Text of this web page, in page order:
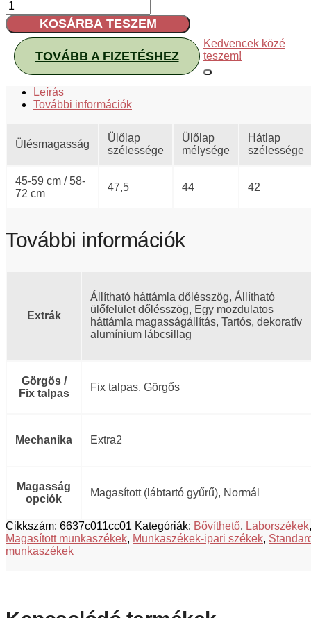
KOSÁRBA TESZEM
TOVÁBB A FIZETÉSHEZ
Kedvencek közé
teszem!
Leírás
További információk
Ülésmagasság
Ülőlap
szélessége
Ülőlap
mélysége
Hátlap
szélessége
45-59 cm / 58-
72 cm
47,5 44 42
További információk
Extrák
Állítható háttámla dőlésszög, Állítható
ülőfelület dőlésszög, Egy mozdulatos
háttámla magasságállítás, Tartós, dekoratív
alumínium lábcsillag
Görgős /
Fix talpas
Fix talpas, Görgős
Mechanika Extra2
Magasság
opciók
Magasított (lábtartó gyűrű), Normál
Cikkszám: 6637c011cc01 Kategóriák: Bővíthető, Laborszékek,
Magasított munkaszékek, Munkaszékek-ipari székek,
munkaszékek